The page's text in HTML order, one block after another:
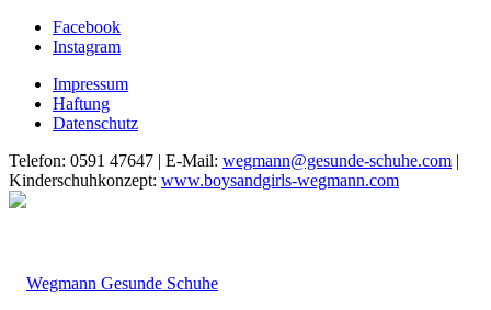
Facebook
Instagram
Impressum
Haftung
Datenschutz
Telefon: 0591 47647 | E-Mail: wegmann@gesunde-schuhe.com |
Kinderschuhkonzept: www.boysandgirls-wegmann.com